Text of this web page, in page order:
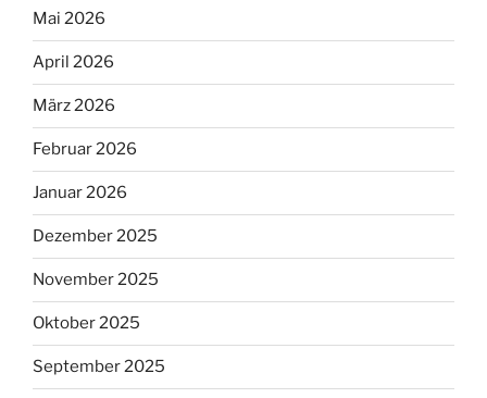
Mai 2026
April 2026
März 2026
Februar 2026
Januar 2026
Dezember 2025
November 2025
Oktober 2025
September 2025